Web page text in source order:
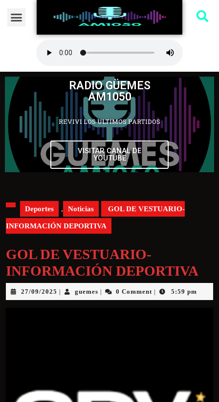
RADIO GÜEMES
AM1050
REVIVI LOS ULTIMOS PARTIDOS
VISITAR CANAL DE
YOUTUBE
Deportes , Noticias GOL DE VESTUARIO-
INFORMACIÓN DEPORTIVA
GOL DE VESTUARIO-
INFORMACIÓN DEPORTIVA
27/09/2025 guemes 0 Comment 5:59 pm